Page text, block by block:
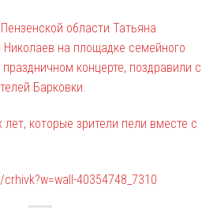
области Татьяна
на площадке семейного
концерте, поздравили с
Барковки.
которые зрители пели вместе с
40354748_7310